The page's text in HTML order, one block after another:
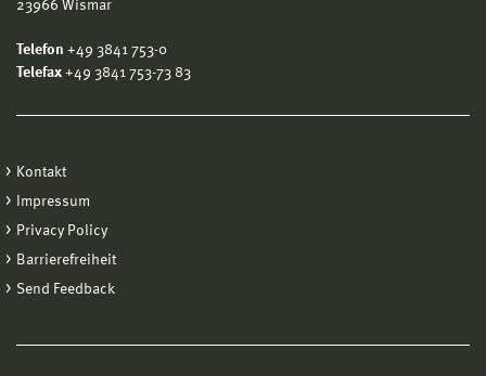
23966 Wismar
Telefon +49 3841 753-0
Telefax +49 3841 753-73 83
Kontakt
Impressum
Privacy Policy
Barrierefreiheit
Send Feedback